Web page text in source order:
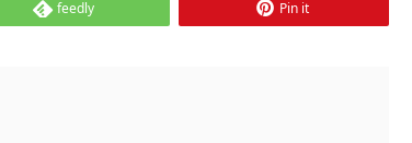
feedly Pin it